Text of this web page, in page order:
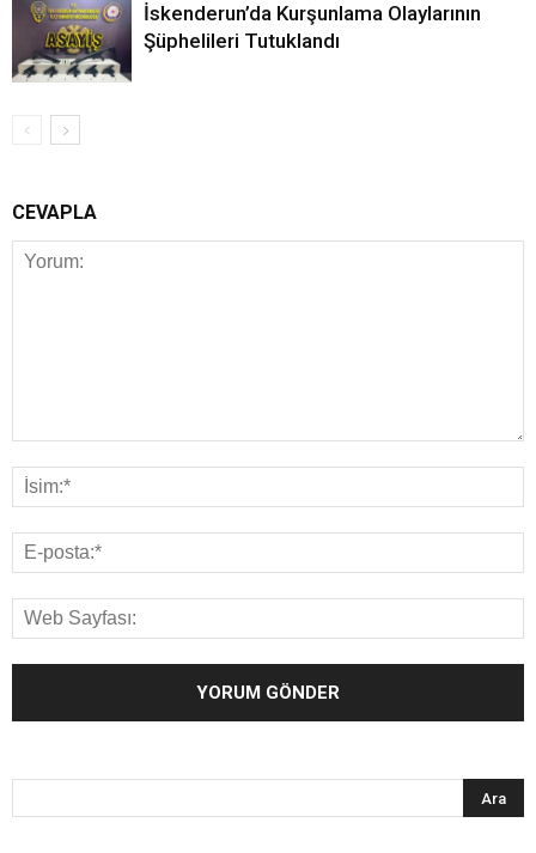
İskenderun’da Kurşunlama Olaylarının
Şüphelileri Tutuklandı
CEVAPLA